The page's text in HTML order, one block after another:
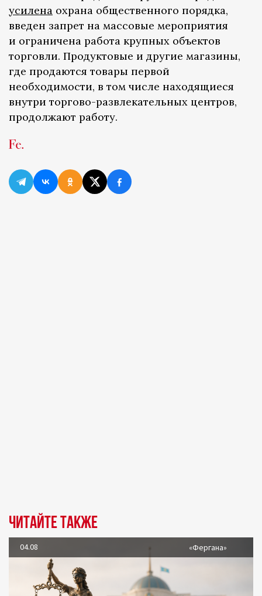
усилена охрана общественного порядка,
введен запрет на массовые мероприятия
и ограничена работа крупных объектов
торговли. Продуктовые и другие магазины,
где продаются товары первой
необходимости, в том числе находящиеся
внутри торгово-развлекательных центров,
продолжают работу.
Читайте также
04.08 «Фергана»